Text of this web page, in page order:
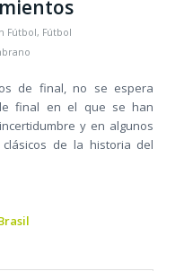
Fútbol, Fútbol
de final, no se espera
final en el que se han
y en algunos
de la historia del